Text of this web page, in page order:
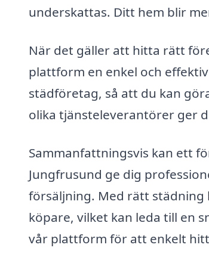
underskattas. Ditt hem blir
När det gäller att hitta rätt
plattform en enkel och
städföretag, så att du kan
olika tjänsteleverantörer ger
Sammanfattningsvis kan ett
Jungfrusund ge dig
försäljning. Med rätt städning
köpare, vilket kan leda till en
vår plattform för att enkelt